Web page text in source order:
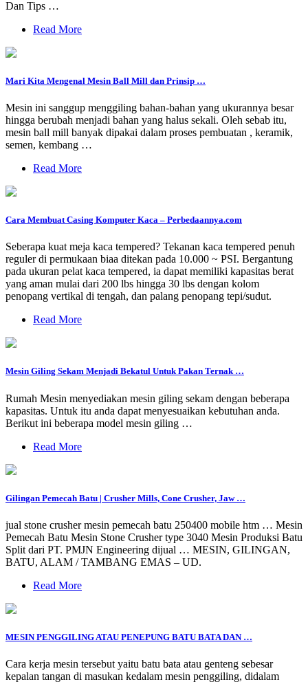
Dan Tips …
Read More
Mari Kita Mengenal Mesin Ball Mill dan Prinsip …
Mesin ini sanggup menggiling bahan-bahan yang ukurannya besar
hingga berubah menjadi bahan yang halus sekali. Oleh sebab itu,
mesin ball mill banyak dipakai dalam proses pembuatan , keramik,
semen, kembang …
Read More
Cara Membuat Casing Komputer Kaca – Perbedaannya.com
Seberapa kuat meja kaca tempered? Tekanan kaca tempered penuh
reguler di permukaan biaa ditekan pada 10.000 ~ PSI. Bergantung
pada ukuran pelat kaca tempered, ia dapat memiliki kapasitas berat
yang aman mulai dari 200 lbs hingga 30 lbs dengan kolom
penopang vertikal di tengah, dan palang penopang tepi/sudut.
Read More
Mesin Giling Sekam Menjadi Bekatul Untuk Pakan Ternak …
Rumah Mesin menyediakan mesin giling sekam dengan beberapa
kapasitas. Untuk itu anda dapat menyesuaikan kebutuhan anda.
Berikut ini beberapa model mesin giling …
Read More
Gilingan Pemecah Batu | Crusher Mills, Cone Crusher, Jaw …
jual stone crusher mesin pemecah batu 250400 mobile htm … Mesin
Pemecah Batu Mesin Stone Crusher type 3040 Mesin Produksi Batu
Split dari PT. PMJN Engineering dijual … MESIN, GILINGAN,
BATU, ALAM / TAMBANG EMAS – UD.
Read More
MESIN PENGGILING ATAU PENEPUNG BATU BATA DAN …
Cara kerja mesin tersebut yaitu batu bata atau genteng sebesar
kepalan tangan di masukan kedalam mesin penggiling, didalam